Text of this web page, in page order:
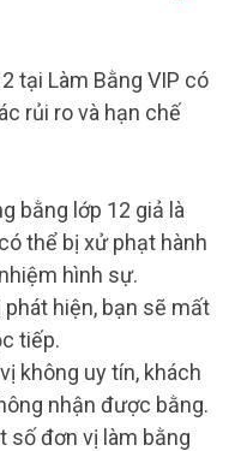
tại Làm Bằng VIP có
rủi ro và hạn chế
bằng lớp 12 giả là
thể bị xử phạt hành
hình sự.
phát hiện, bạn sẽ mất
tiếp.
không uy tín, khách
nhận được bằng.
số đơn vị làm bằng